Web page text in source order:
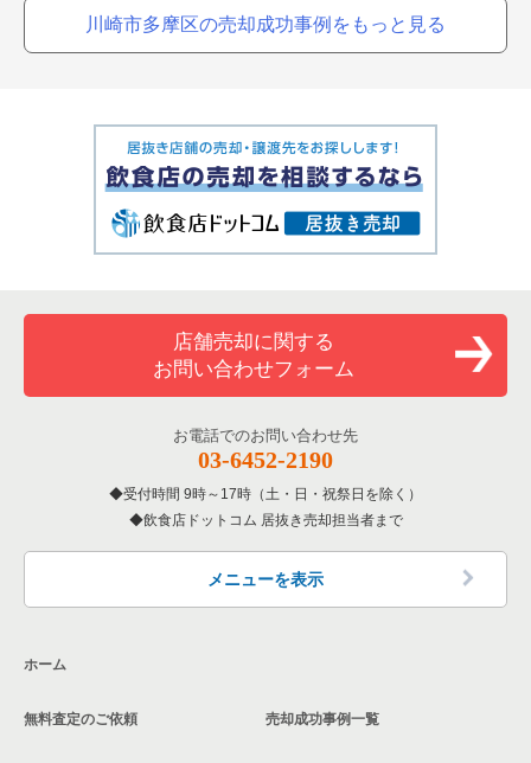
川崎市多摩区の売却成功事例をもっと見る
店舗売却に関する
お問い合わせフォーム
お電話でのお問い合わせ先
03-6452-2190
受付時間 9時～17時（土・日・祝祭日を除く）
飲食店ドットコム 居抜き売却担当者まで
メニューを表示
ホーム
無料査定のご依頼 売却成功事例一覧